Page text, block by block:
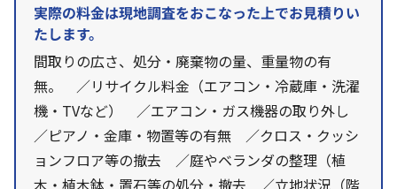
実際の料金は現地調査をおこなった上でお見積りい
たします。
間取りの広さ、処分・廃棄物の量、重量物の有
無。 ／リサイクル料金（エアコン・冷蔵庫・洗濯
機・TVなど） ／エアコン・ガス機器の取り外し
／ピアノ・金庫・物置等の有無 ／クロス・クッシ
ョンフロア等の撤去 ／庭やベランダの整理（植
木・植木鉢・置石等の処分・撤去 ／立地状況（階